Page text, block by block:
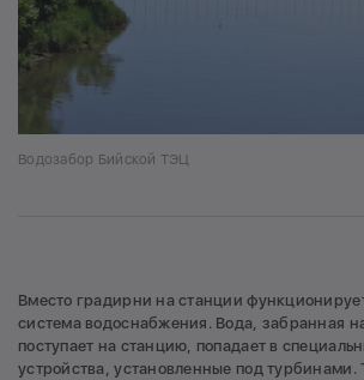
Водозабор Бийской ТЭЦ
Вместо градирни на станции
система водоснабжения. Вода, забранная
поступает на станцию, попадает в
устройства, установленные под